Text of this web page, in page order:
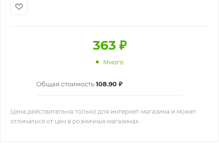
363₽
Много
Общая стоимость108.90 ₽
Цена действительна только для интернет-магазина и может
отличаться от цен в розничных магазинах